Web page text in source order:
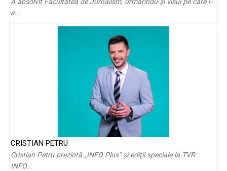
Marina Almăşan: „Presăram zilnic zahăr pe pervazul
ferestrei, rugându-mă la ...
a...
CRISTIAN PETRU
Cristian Petru prezintă „INFO Plus” şi ediţii speciale la TVR
INFO...